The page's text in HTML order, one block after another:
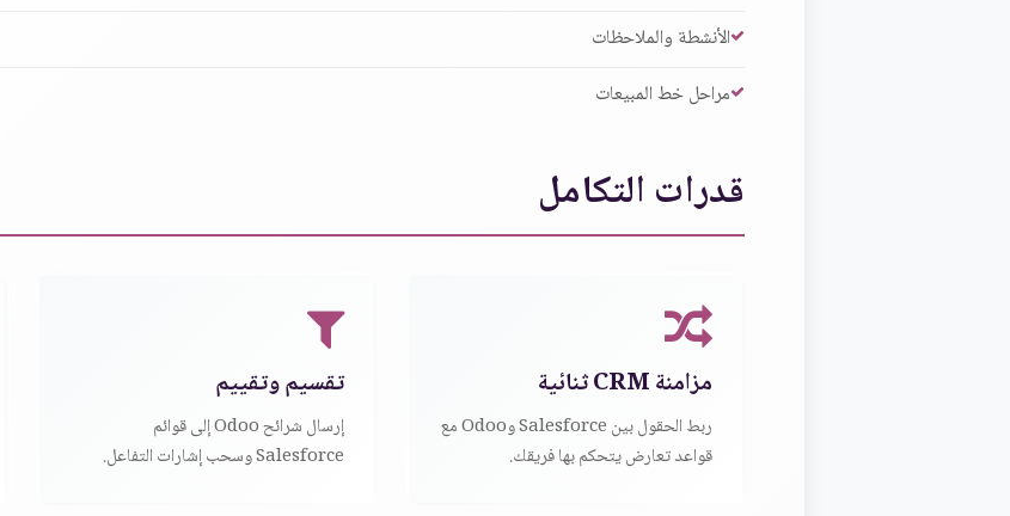
الأنشطة والملاحظات
مراحل خط المبيعات
قدرات التكامل
مزامنة CRM ثنائية
ربط الحقول بين Salesforce وOdoo مع
قواعد تعارض يتحكم بها فريقك.
تقسيم وتقييم
إرسال شرائح Odoo إلى قوائم
Salesforce وسحب إشارات التفاعل.